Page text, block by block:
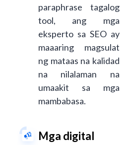
paraphrase tagalog
tool, ang mga
eksperto sa SEO ay
maaaring magsulat
ng mataas na kalidad
na nilalaman na
umaakit sa mga
mambabasa.
Mga digital